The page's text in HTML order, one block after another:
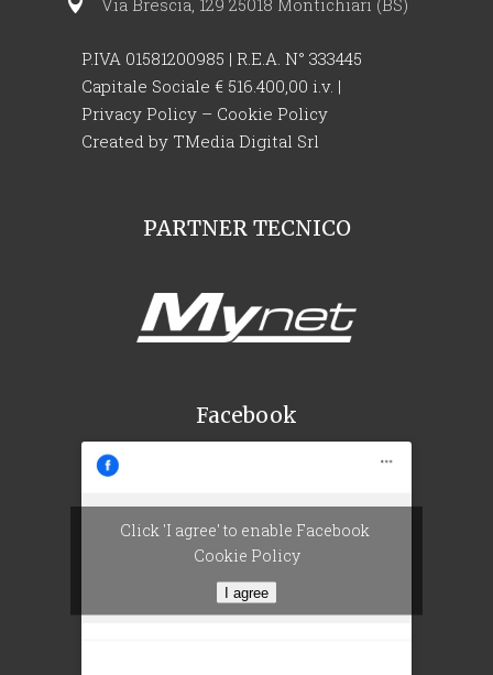
Via Brescia, 129 25018 Montichiari (BS)
P.IVA 01581200985 | R.E.A. N° 333445
Capitale Sociale € 516.400,00 i.v. |
Privacy Policy – Cookie Policy
Created by TMedia Digital Srl
PARTNER TECNICO
Facebook
Click 'I agree' to enable Facebook
Cookie Policy
I agree